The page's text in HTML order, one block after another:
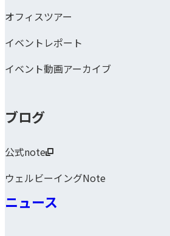
オフィスツアー
イベントレポート
イベント動画アーカイブ
ブログ
公式note
ウェルビーイングNote
ニュース